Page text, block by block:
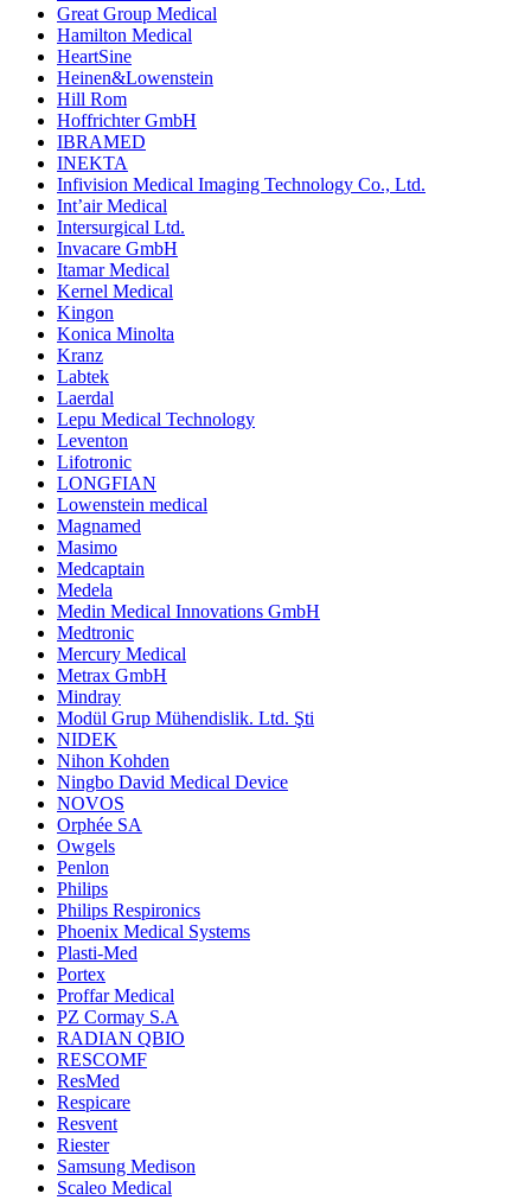
Great Group Medical
Hamilton Medical
HeartSine
Heinen&Lowenstein
Hill Rom
Hoffrichter GmbH
IBRAMED
INEKTA
Infivision Medical Imaging Technology Co., Ltd.
Int’air Medical
Intersurgical Ltd.
Invacare GmbH
Itamar Medical
Kernel Medical
Kingon
Konica Minolta
Kranz
Labtek
Laerdal
Lepu Medical Technology
Leventon
Lifotronic
LONGFIAN
Lowenstein medical
Magnamed
Masimo
Medcaptain
Medela
Medin Medical Innovations GmbH
Medtronic
Mercury Medical
Metrax GmbH
Mindray
Modül Grup Mühendislik. Ltd. Şti
NIDEK
Nihon Kohden
Ningbo David Medical Device
NOVOS
Orphée SA
Owgels
Penlon
Philips
Philips Respironics
Phoenix Medical Systems
Plasti-Med
Portex
Proffar Medical
PZ Cormay S.A
RADIAN QBIO
RESCOMF
ResMed
Respicare
Resvent
Riester
Samsung Medison
Scaleo Medical